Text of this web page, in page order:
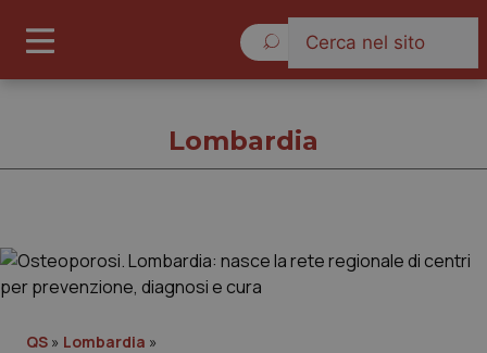
Lombardia
QS » Lombardia »